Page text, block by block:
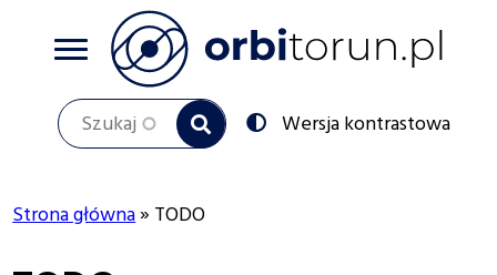
Szukaj
Przełącz
na:
Wersja kontrastowa
Strona główna TODO